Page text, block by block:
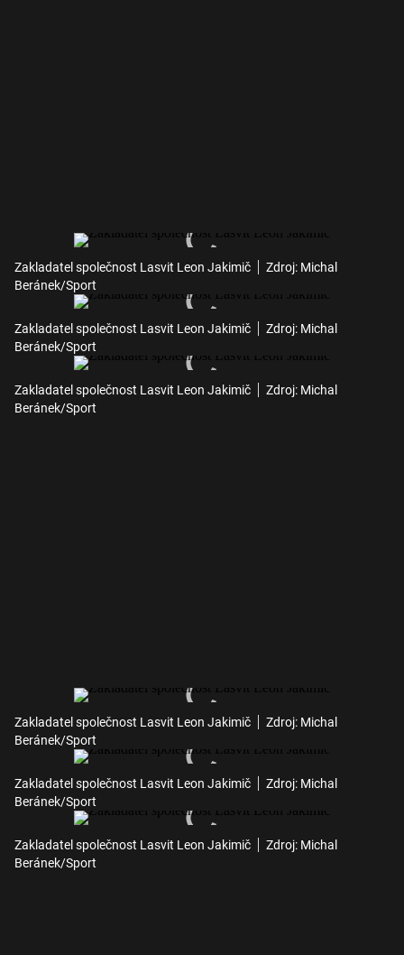
Zakladatel společnost Lasvit Leon Jakimič
Zdroj: Michal
Beránek/Sport
Zakladatel společnost Lasvit Leon Jakimič
Zdroj: Michal
Beránek/Sport
Zakladatel společnost Lasvit Leon Jakimič
Zdroj: Michal
Beránek/Sport
Zakladatel společnost Lasvit Leon Jakimič
Zdroj: Michal
Beránek/Sport
Zakladatel společnost Lasvit Leon Jakimič
Zdroj: Michal
Beránek/Sport
Zakladatel společnost Lasvit Leon Jakimič
Zdroj: Michal
Beránek/Sport